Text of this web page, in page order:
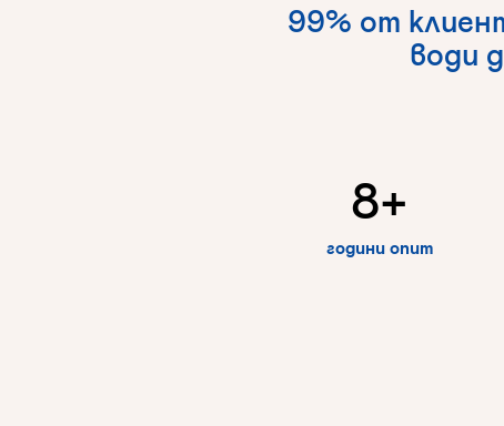
99% от
води
8+
години опит